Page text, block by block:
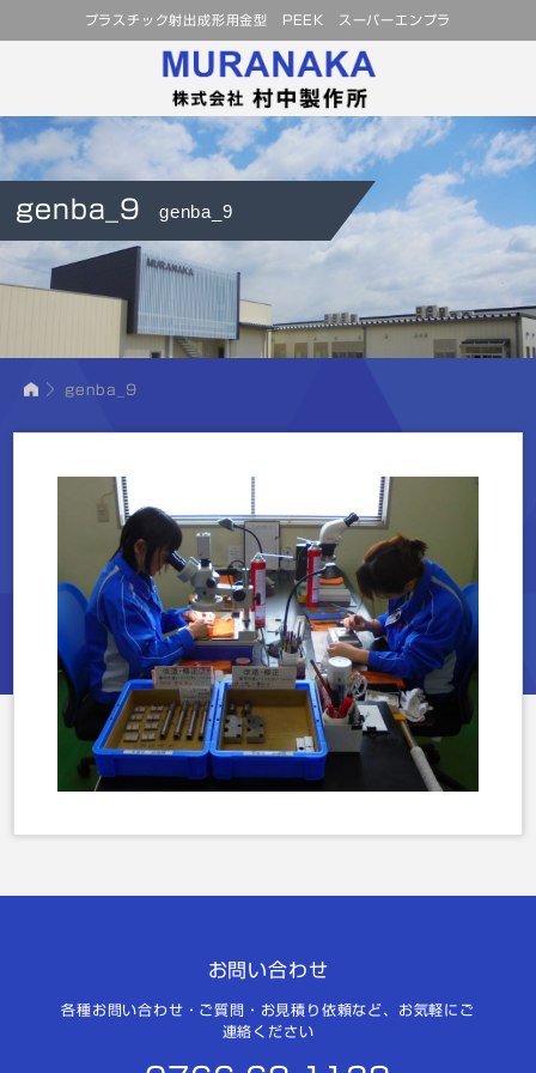
プラスチック射出成形用金型 PEEK スーパーエンプラ
genba_9 genba_9
genba_9
お問い合わせ
各種お問い合わせ・ご質問・お見積り依頼など、お気軽にご
連絡ください